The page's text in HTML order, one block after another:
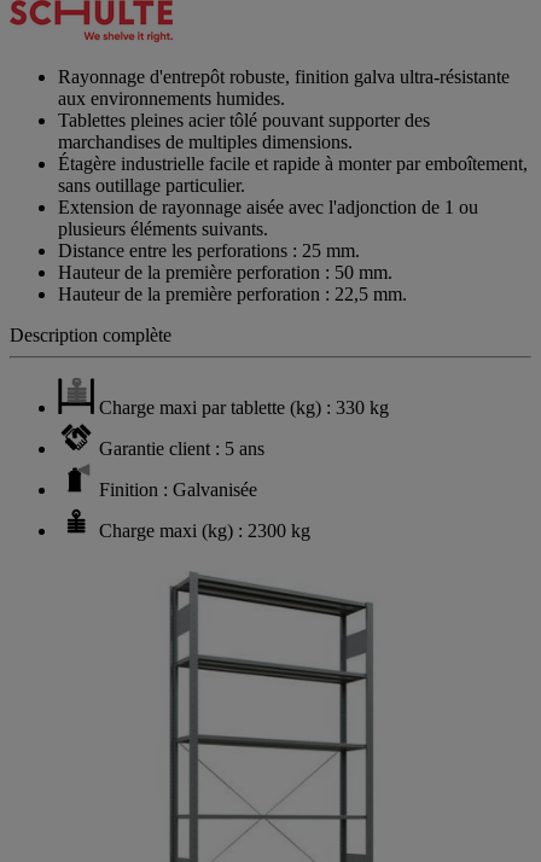
Rayonnage d'entrepôt robuste, finition galva ultra-résistante
aux environnements humides.
Tablettes pleines acier tôlé pouvant supporter des
marchandises de multiples dimensions.
Étagère industrielle facile et rapide à monter par emboîtement,
sans outillage particulier.
Extension de rayonnage aisée avec l'adjonction de 1 ou
plusieurs éléments suivants.
Distance entre les perforations : 25 mm.
Hauteur de la première perforation : 50 mm.
Hauteur de la première perforation : 22,5 mm.
Description complète
Charge maxi par tablette (kg) : 330 kg
Garantie client : 5 ans
Finition : Galvanisée
Charge maxi (kg) : 2300 kg